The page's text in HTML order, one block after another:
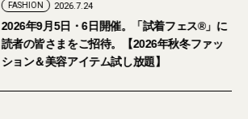
FASHION 2026.7.24
2026年9月5日・6日開催。「試着フェス®︎」に
読者の皆さまをご招待。【2026年秋冬ファッ
ション＆美容アイテム試し放題】